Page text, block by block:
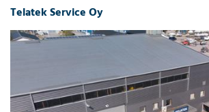
Telatek Service Oy